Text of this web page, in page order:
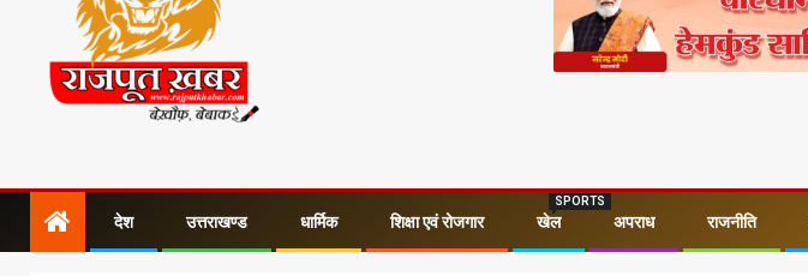
देश उत्तराखण्ड धार्मिक शिक्षा एवं रोजगार खेल
SPORTS
अपराध राजनीति